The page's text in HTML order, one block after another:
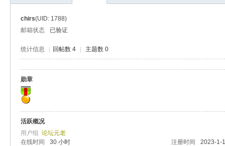
chirs(UID: 1788)
邮箱状态
已验证
统计信息 回帖数 4 主题数 0
勋章
活跃概况
用户组 论坛元老
在线时间
30 小时 注册时间
2023-1-